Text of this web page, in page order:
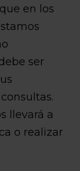
en los
ser
llevará a
o realizar